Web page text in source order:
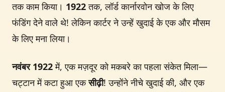
तक काम किया। 1922तक, लॉर्ड कार्नारवोन खोज के लिए
फंडिंग देने वाले थे! लेकिन कार्टर ने उन्हें खुदाई के एक और मौसम
के लिए मना लिया।
नवंबर 1922में, एक मज़दूर को मकबरे का पहला संकेत मिला—
चट्टान में कटा हुआ एकसीढ़ी! उन्होंने नीचे खुदाई की, और एक